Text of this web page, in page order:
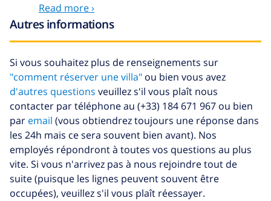
Serviettes
supplémentaires
Read more ›
Autres informations
Si vous souhaitez plus de renseignements sur
"comment réserver une villa" ou bien vous avez
d'autres questions veuillez s'il vous plaît nous
contacter par téléphone au (+33) 184 671 967 ou bien
par email (vous obtiendrez toujours une réponse dans
les 24h mais ce sera souvent bien avant). Nos
employés répondront à toutes vos questions au plus
vite. Si vous n'arrivez pas à nous rejoindre tout de
suite (puisque les lignes peuvent souvent être
occupées), veuillez s'il vous plaît réessayer.